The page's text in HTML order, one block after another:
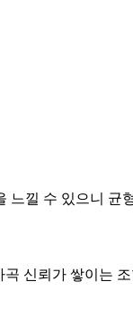
느낄 수 있으니 균
신뢰가 쌓이는